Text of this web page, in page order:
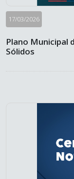
17/03/2026
Plano Municipal
Sólidos